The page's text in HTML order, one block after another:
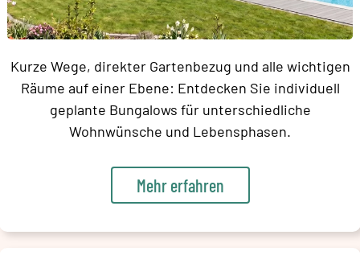
Kurze Wege, direkter Gartenbezug und alle wichtigen
Räume auf einer Ebene: Entdecken Sie individuell
geplante Bungalows für unterschiedliche
Wohnwünsche und Lebensphasen.
Mehr erfahren